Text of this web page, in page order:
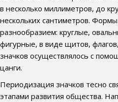
в несколько миллиметров, до
нескольких сантиметров.
разнообразием: круглые,
фигурные, в виде щитов,
значков осуществлялось с
цанги.
Периодизация значков тесно
этапами развития общества.